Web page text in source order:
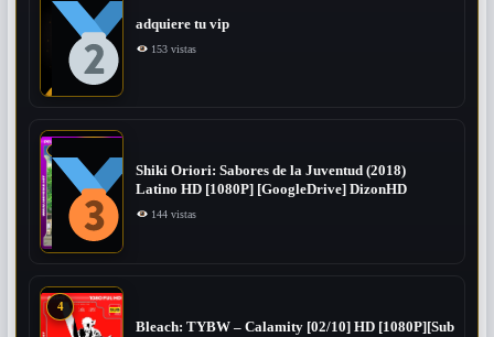
adquiere tu vip
153 vistas
Shiki Oriori: Sabores de la Juventud (2018)
Latino HD [1080P] [GoogleDrive] DizonHD
144 vistas
4
Bleach: TYBW – Calamity [02/10] HD [1080P][Sub